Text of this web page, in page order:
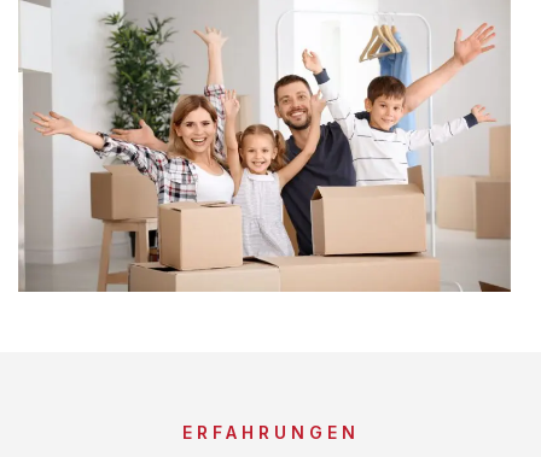
ERFAHRUNGEN